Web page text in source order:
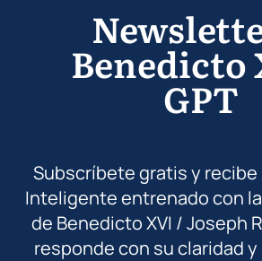
Benedicto
GPT
Subscríbete gratis y
Inteligente entrenado con
de Benedicto XVI / Joseph
responde con su claridad